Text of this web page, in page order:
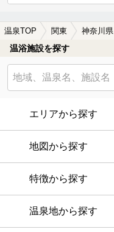
温泉TOP 関東 神奈川県
温浴施設を探す
エリアから探す
地図から探す
特徴から探す
温泉地から探す